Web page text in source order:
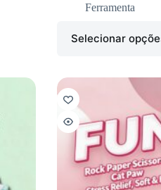
Ferramenta
Selecionar